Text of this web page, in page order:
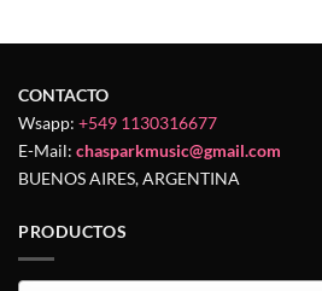
CONTACTO
Wsapp: +549 1130316677
E-Mail: chasparkmusic@gmail.com
BUENOS AIRES, ARGENTINA
PRODUCTOS